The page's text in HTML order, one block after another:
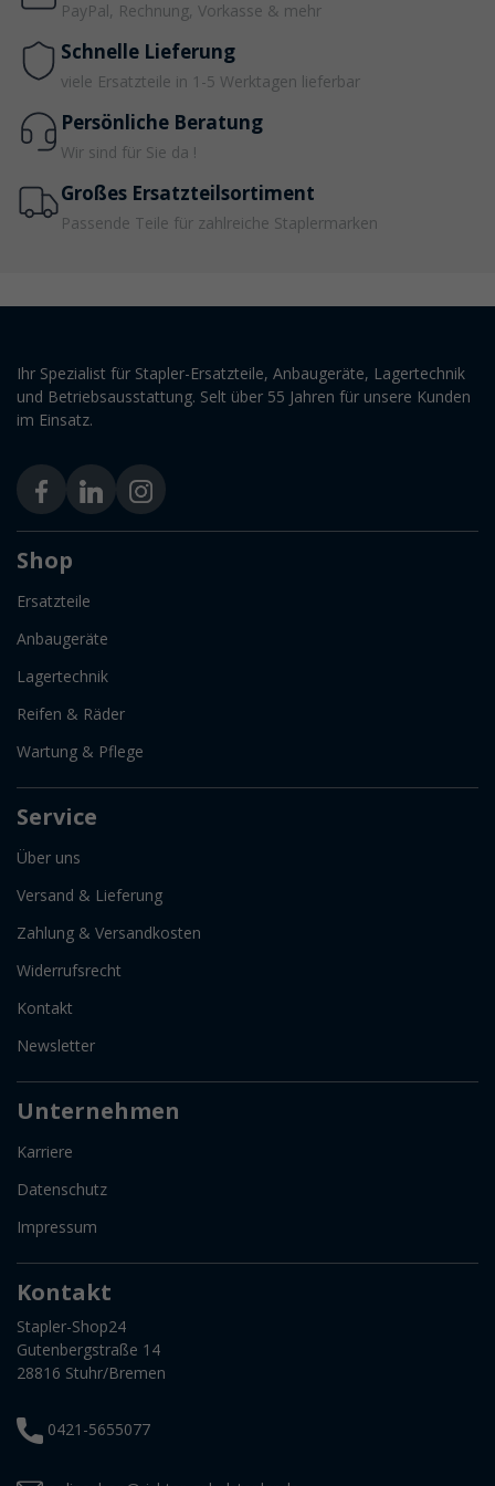
PayPal, Rechnung, Vorkasse & mehr
Schnelle Lieferung
viele Ersatzteile in 1-5 Werktagen lieferbar
Persönliche Beratung
Wir sind für Sie da !
Großes Ersatzteilsortiment
Passende Teile für zahlreiche Staplermarken
Ihr Spezialist für Stapler-Ersatzteile, Anbaugeräte, Lagertechnik
und Betriebsausstattung. Selt über 55 Jahren für unsere Kunden
im Einsatz.
Shop
Ersatzteile
Anbaugeräte
Lagertechnik
Reifen & Räder
Wartung & Pflege
Service
Über uns
Versand & Lieferung
Zahlung & Versandkosten
Widerrufsrecht
Kontakt
Newsletter
Unternehmen
Karriere
Datenschutz
Impressum
Kontakt
Stapler-Shop24
Gutenbergstraße 14
28816 Stuhr/Bremen
0421-5655077